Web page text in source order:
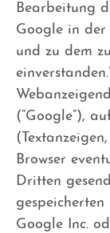
Bearbeitung
Google in der
und zu dem
(“Google”),
Browser
Dritten
Google Inc.